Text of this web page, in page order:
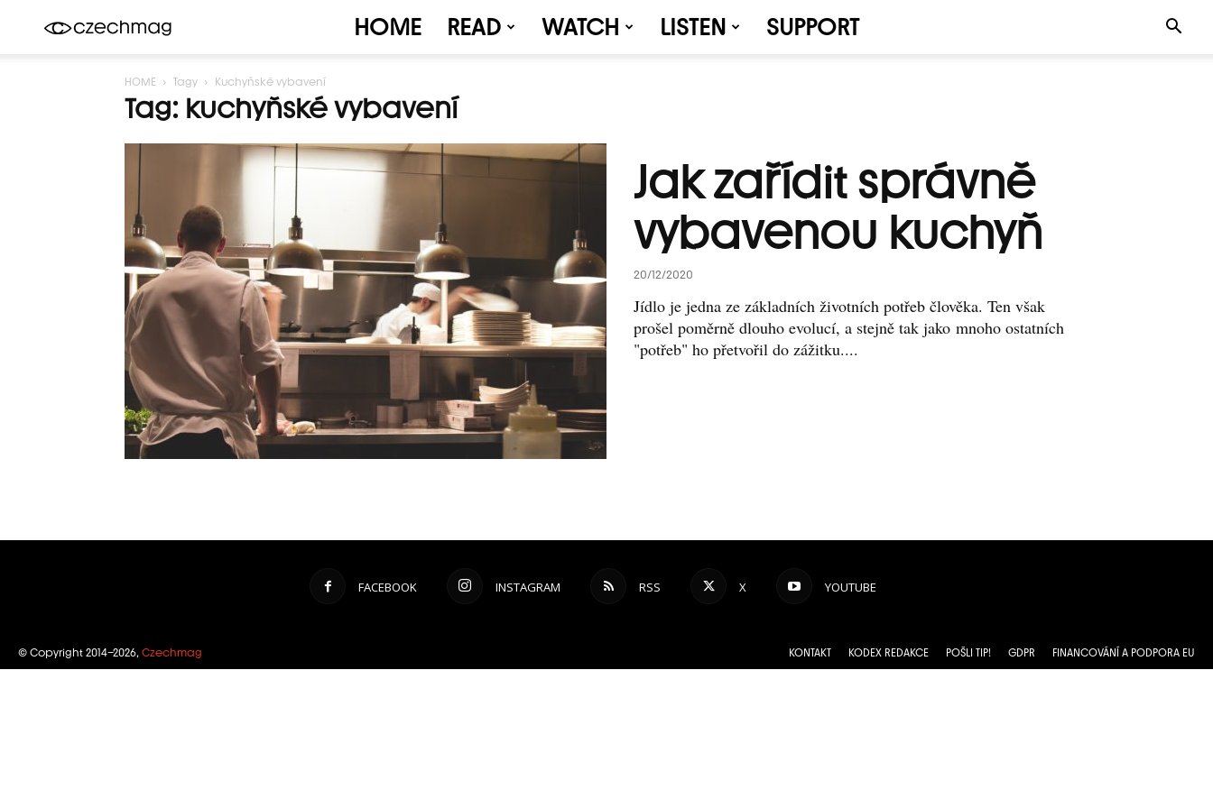
HOME READ WATCH LISTEN SUPPORT
HOME Tagy Kuchyňské vybavení
Tag: kuchyňské vybavení
Jak zařídit správně
vybavenou kuchyň
20/12/2020
Jídlo je jedna ze základních životních potřeb člověka. Ten však
prošel poměrně dlouho evolucí, a stejně tak jako mnoho ostatních
"potřeb" ho přetvořil do zážitku....
FACEBOOK INSTAGRAM RSS X YOUTUBE
KONTAKT KODEX REDAKCE POŠLI TIP! GDPR FINANCOVÁNÍ A PODPORA EU
© Copyright 2014–2026, Czechmag